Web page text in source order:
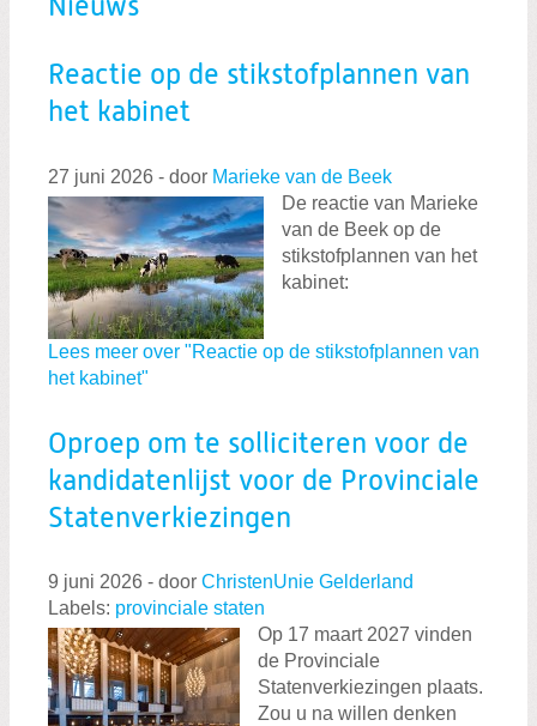
b
r
i
h
t
Kerstgroet ChristenUnie Gelderland
Nieuws
Reactie op de stikstofplannen van
het kabinet
27 juni 2026 - door Marieke van de Beek
De reactie van Marieke
van de Beek op de
stikstofplannen van het
kabinet:
Lees meer over "Reactie op de stikstofplannen van
het kabinet"
Oproep om te solliciteren voor de
kandidatenlijst voor de Provinciale
Statenverkiezingen
9 juni 2026 - door ChristenUnie Gelderland
Labels: provinciale staten
Op 17 maart 2027 vinden
de Provinciale
Statenverkiezingen plaats.
Zou u na willen denken